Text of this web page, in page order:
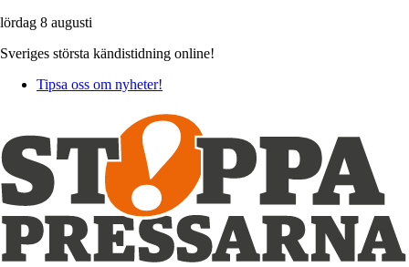
lördag 8 augusti
Sveriges största kändistidning online!
Tipsa oss om nyheter!